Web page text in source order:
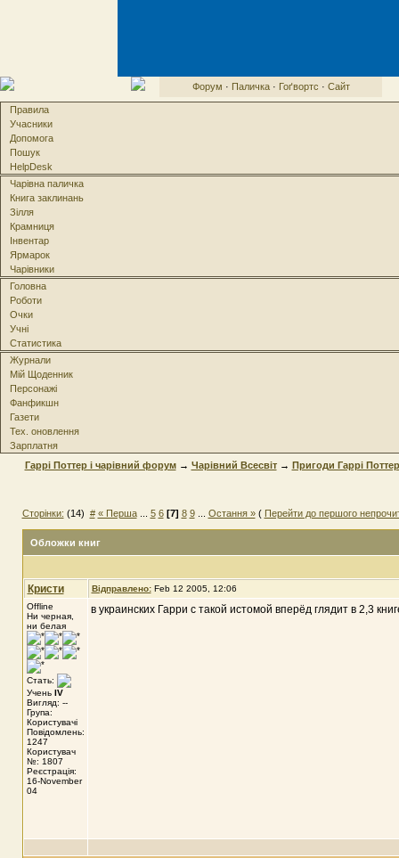
Форум · Паличка· Гоґвортс · Сайт
Правила
Учасники
Допомога
Пошук
HelpDesk
Чарівна паличка
Книга заклинань
Зілля
Крамниця
Інвентар
Ярмарок
Чарівники
Головна
Роботи
Очки
Учні
Статистика
Журнали
Мій Щоденник
Персонажі
Фанфикшн
Газети
Тех. оновлення
Зарплатня
Гаррі Поттер і чарівний форум→ Чарівний Всесвіт→ Пригоди Гаррі
Сторінки: (14) # « Перша... 5 6 [7] 8 9... Остання »( Перейти до першого
Обложки книг
Кристи Відправлено: Feb 12 2005, 12:06
Offline
Ни черная,
ни белая
Стать:
Учень IV
Вигляд: --
Група:
Користувачі
Повідомлень:
1247
Користувач
№: 1807
Реєстрація:
16-November
04
в украинских Гарри с такой истомой вперёд глядит в 2,3